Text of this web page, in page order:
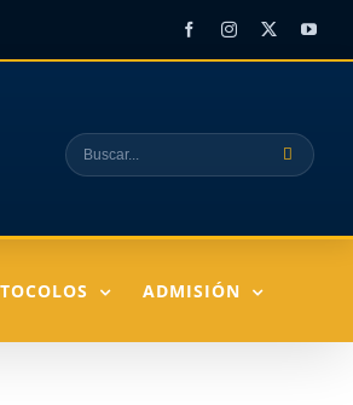
FacebookInstagram
Buscar:
ADMISIÓN